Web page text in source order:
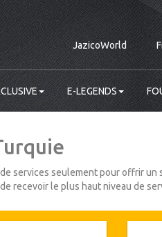
JazicoWorld
E-LEGENDS
services seulement pour offrir un
recevoir le plus haut niveau de